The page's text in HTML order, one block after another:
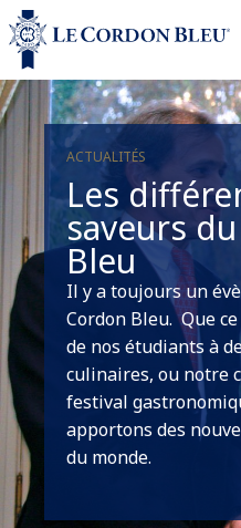
ACTUALITÉS
Les
saveurs
Bleu
Il y a toujours un
Cordon Bleu. Que
de nos étudiants à
culinaires, ou notre
festival
apportons des
du monde.